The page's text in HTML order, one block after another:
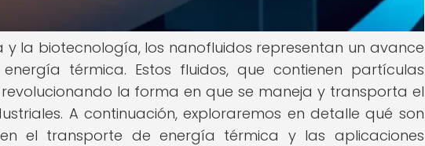
la biotecnología, los nanofluidos representan un avance
térmica. Estos fluidos, que contienen partículas
la forma en que se maneja y transporta el
A continuación, exploraremos en detalle qué son
el transporte de energía térmica y las aplicaciones